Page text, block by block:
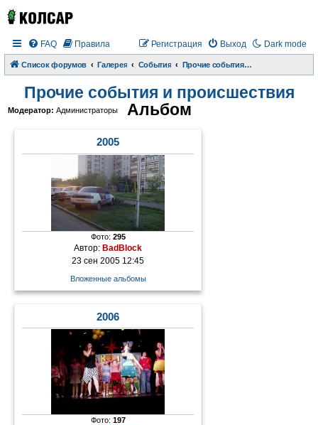
Dark mode
FAQ Правила Выход
Регистрация
Список форумов Галерея События Прочие события и происшествия
Прочие события и происшествия
Модератор: Администраторы Альбом
2005
Фото: 295
Автор:BadBlock
23 сен 2005 12:45
Вложенные альбомы
2006
Фото: 197